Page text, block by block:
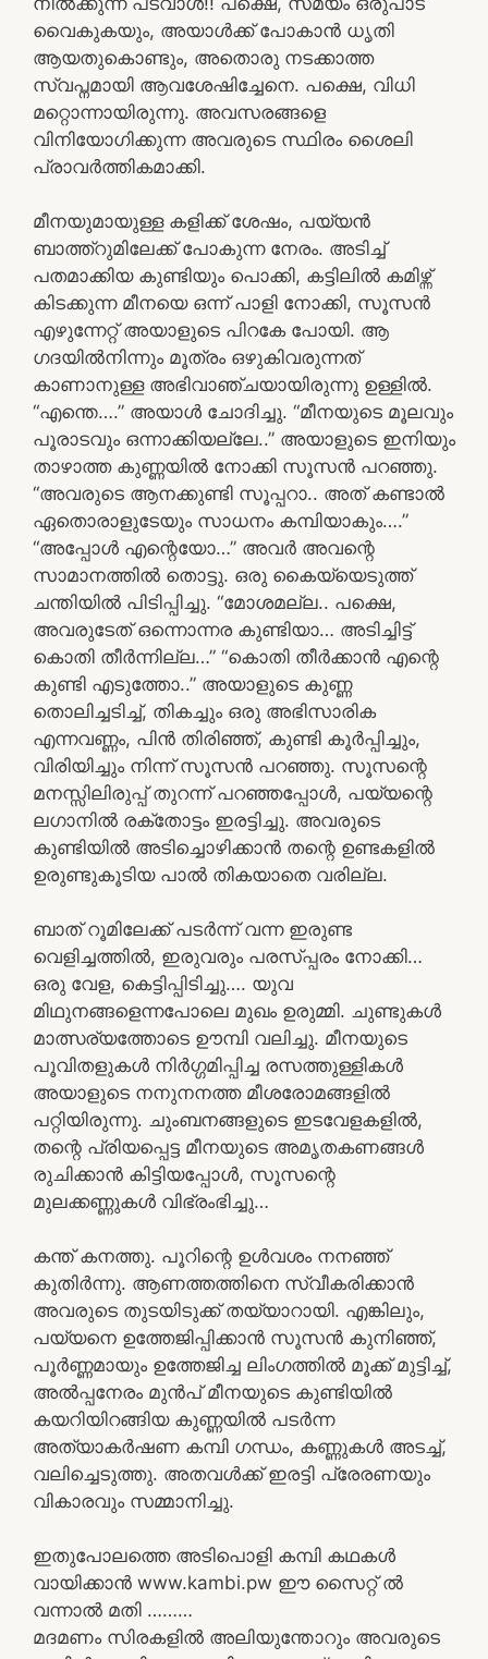
വൈകുകയും, അയാൾക്ക് പോകാൻ ധൃതി
ആയതുകൊണ്ടും, അതൊരു നടക്കാത്ത
സ്വപ്നമായി ആവശേഷിച്ചേനെ. പക്ഷെ, വിധി
മറ്റൊന്നായിരുന്നു. അവസരങ്ങളെ
വിനിയോഗിക്കുന്ന അവരുടെ സ്ഥിരം ശൈലി
പ്രാവർത്തികമാക്കി.
മീനയുമായുള്ള കളിക്ക് ശേഷം, പയ്യൻ
ബാത്ത്റുമിലേക്ക് പോകുന്ന നേരം. അടിച്ച്
പതമാക്കിയ കുണ്ടിയും പൊക്കി, കട്ടിലിൽ കമിഴ്ന്ന്
കിടക്കുന്ന മീനയെ ഒന്ന് പാളി നോക്കി, സൂസൻ
എഴുന്നേറ്റ് അയാളുടെ പിറകേ പോയി. ആ
ഗദയിൽനിന്നും മൂത്രം ഒഴുകിവരുന്നത്
കാണാനുള്ള അഭിവാഞ്ചയായിരുന്നു ഉള്ളിൽ.
“എന്തെ….” അയാൾ ചോദിച്ചു. “മീനയുടെ മൂലവും
പൂരാടവും ഒന്നാക്കിയല്ലേ..” അയാളുടെ ഇനിയും
താഴാത്ത കുണ്ണയിൽ നോക്കി സൂസൻ പറഞ്ഞു.
“അവരുടെ ആനക്കുണ്ടി സൂപ്പറാ.. അത് കണ്ടാൽ
ഏതൊരാളുടേയും സാധനം കമ്പിയാകും….”
“അപ്പോൾ എന്റെയോ…” അവർ അവന്റെ
സാമാനത്തിൽ തൊട്ടു. ഒരു കൈയ്യെടുത്ത്
ചന്തിയിൽ പിടിപ്പിച്ചു. “മോശമല്ല.. പക്ഷെ,
അവരുടേത് ഒന്നൊന്നര കുണ്ടിയാ… അടിച്ചിട്ട്
കൊതി തീർന്നില്ല…” “കൊതി തീർക്കാൻ എന്റെ
കുണ്ടി എടുത്തോ..” അയാളുടെ കുണ്ണ
തൊലിച്ചടിച്ച്, തികച്ചും ഒരു അഭിസാരിക
എന്നവണ്ണം, പിൻ തിരിഞ്ഞ്, കുണ്ടി കൂർപ്പിച്ചും,
വിരിയിച്ചും നിന്ന് സൂസൻ പറഞ്ഞു. സൂസന്റെ
മനസ്സിലിരുപ്പ് തുറന്ന് പറഞ്ഞപ്പോൾ, പയ്യന്റെ
ലഗാനിൽ രക്തോട്ടം ഇരട്ടിച്ചു. അവരുടെ
കുണ്ടിയിൽ അടിച്ചൊഴിക്കാൻ തന്റെ ഉണ്ടകളിൽ
ഉരുണ്ടുകൂടിയ പാൽ തികയാതെ വരില്ല.
ബാത് റൂമിലേക്ക് പടർന്ന് വന്ന ഇരുണ്ട
വെളിച്ചത്തിൽ, ഇരുവരും പരസ്പ്പരം നോക്കി…
ഒരു വേള, കെട്ടിപ്പിടിച്ചു…. യുവ
മിഥുനങ്ങളെന്നപോലെ മുഖം ഉരുമ്മി. ചുണ്ടുകൾ
മാത്സര്യത്തോടെ ഊമ്പി വലിച്ചു. മീനയുടെ
പൂവിതളുകൾ നിർഗ്ഗമിപ്പിച്ച രസത്തുള്ളികൾ
അയാളുടെ നനുനനത്ത മീശരോമങ്ങളിൽ
പറ്റിയിരുന്നു. ചുംബനങ്ങളുടെ ഇടവേളകളിൽ,
തന്റെ പ്രിയപ്പെട്ട മീനയുടെ അമൃതകണങ്ങൾ
രുചിക്കാൻ കിട്ടിയപ്പോൾ, സൂസന്റെ
മുലക്കണ്ണുകൾ വിഭ്രംഭിച്ചു…
കന്ത് കനത്തു. പൂറിന്റെ ഉൾവശം നനഞ്ഞ്
കുതിർന്നു. ആണത്തത്തിനെ സ്വീകരിക്കാൻ
അവരുടെ തുടയിടുക്ക് തയ്യാറായി. എങ്കിലും,
പയ്യനെ ഉത്തേജിപ്പിക്കാൻ സൂസൻ കുനിഞ്ഞ്,
പൂർണ്ണമായും ഉത്തേജിച്ച ലിംഗത്തിൽ മൂക്ക് മുട്ടിച്ച്,
അൽപ്പനേരം മുൻപ് മീനയുടെ കുണ്ടിയിൽ
കയറിയിറങ്ങിയ കുണ്ണയിൽ പടർന്ന
അത്യാകർഷണ കമ്പി ഗന്ധം, കണ്ണുകൾ അടച്ച്,
വലിച്ചെടുത്തു. അതവൾക്ക് ഇരട്ടി പ്രേരണയും
വികാരവും സമ്മാനിച്ചു.
ഇതുപോലത്തെ അടിപൊളി കമ്പി കഥകൾ
വായിക്കാൻ www.kambi.pw ഈ സൈറ്റ് ൽ
വന്നാൽ മതി ………
മദമണം സിരകളിൽ അലിയുന്തോറും അവരുടെ